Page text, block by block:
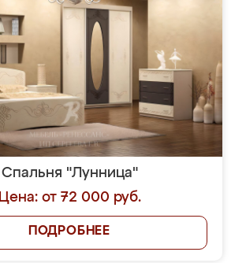
Спальня "Лунница"
Цена: от 72 000 руб.
ПОДРОБНЕЕ